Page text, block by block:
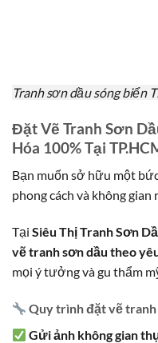
Tranh sơn dầu sóng biển
Đặt Vẽ Tranh Sơn
Hóa 100% Tại
Bạn muốn sở hữu một
phong cách và không gian
Tại Siêu Thị Tranh Sơn
vẽ tranh sơn dầu theo
mọi ý tưởng và gu thẩm
Quy trình đặt vẽ tranh
Gửi ảnh không gian